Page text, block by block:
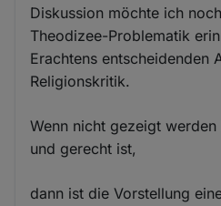
Diskussion möchte ich
Theodizee-Problematik
Erachtens entscheidenden
Religionskritik.
Wenn nicht gezeigt
und gerecht ist,
dann ist die Vorstellung